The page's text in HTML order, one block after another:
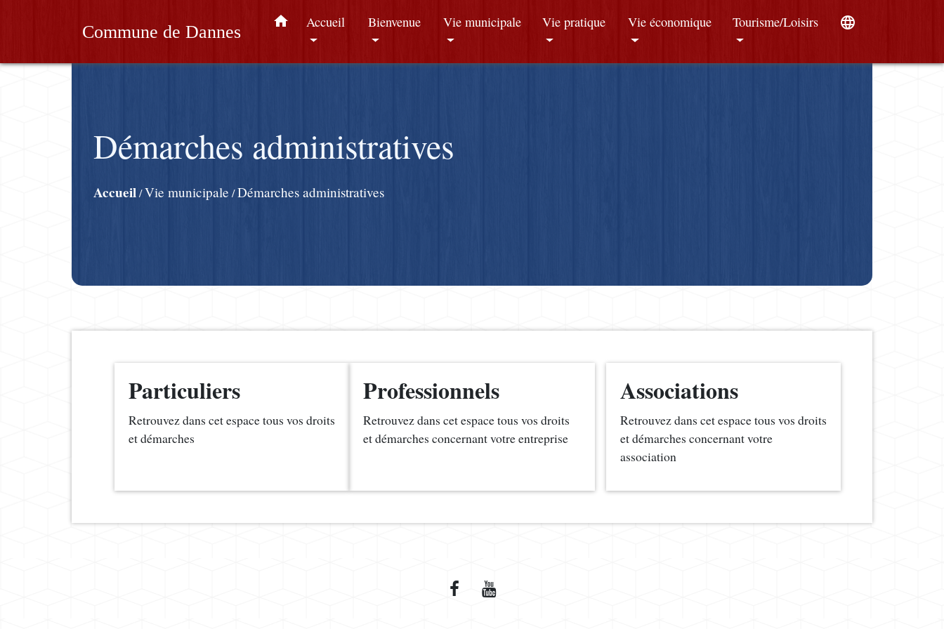
Commune de Dannes
home Accueil Bienvenue Vie municipale Vie pratique Vie économique Tourisme/Loisirs language
Démarches administratives
Accueil/Vie municipale /Démarches administratives
Particuliers
Retrouvez dans cet espace tous vos droits
et démarches
Professionnels
Retrouvez dans cet espace tous vos droits
et démarches concernant votre entreprise
Associations
Retrouvez dans cet espace tous vos droits
et démarches concernant votre
association